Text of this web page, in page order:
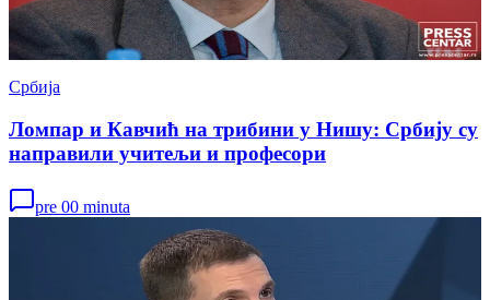
Србија
Ломпар и Кавчић на трибини у Нишу: Србију су
направили учитељи и професори
pre 00 minuta